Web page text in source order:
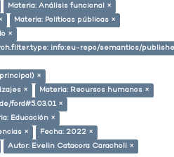
Materia: Análisis funcional ×
Materia: Políticas públicas ×
×
info:eu-repo/semantics/
×
×
Materia: Recursos humanos ×
ford#5.03.01 ×
Educación ×
×
Fecha: 2022 ×
Autor: Evelin Catacora Caracholi ×